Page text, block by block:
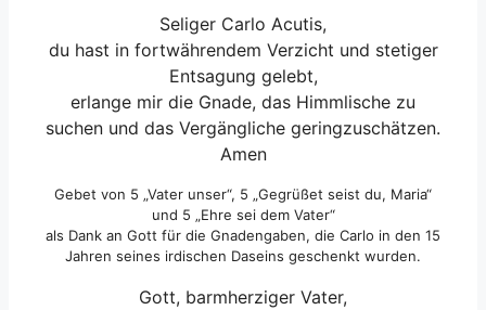
Seliger Carlo Acutis,
du hast in fortwährendem Verzicht und stetiger
Entsagung gelebt,
erlange mir die Gnade, das Himmlische zu
suchen und das Vergängliche geringzuschätzen.
Amen
Gebet von 5 „Vater unser“, 5 „Gegrüßet seist du, Maria“
und 5 „Ehre sei dem Vater“
als Dank an Gott für die Gnadengaben, die Carlo in den 15
Jahren seines irdischen Daseins geschenkt wurden.
Gott, barmherziger Vater,